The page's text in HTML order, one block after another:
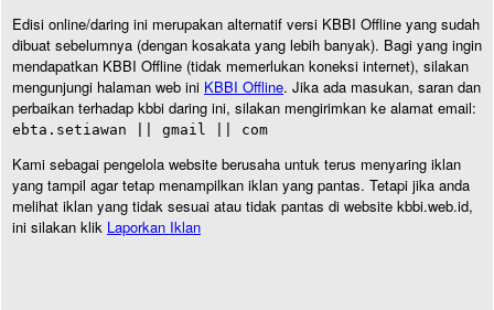
Edisi online/daring ini merupakan alternatif versi KBBI Offline yang sudah
dibuat sebelumnya (dengan kosakata yang lebih banyak). Bagi yang ingin
mendapatkan KBBI Offline (tidak memerlukan koneksi internet), silakan
mengunjungi halaman web ini KBBI Offline. Jika ada masukan, saran dan
perbaikan terhadap kbbi daring ini, silakan mengirimkan ke alamat email:
ebta.setiawan || gmail || com
Kami sebagai pengelola website berusaha untuk terus menyaring iklan
yang tampil agar tetap menampilkan iklan yang pantas. Tetapi jika anda
melihat iklan yang tidak sesuai atau tidak pantas di website kbbi.web.id,
ini silakan klik Laporkan Iklan